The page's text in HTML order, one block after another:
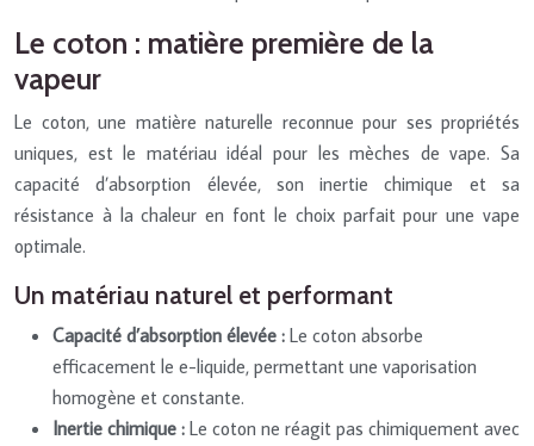
Le coton : matière première de la
vapeur
Le coton, une matière naturelle reconnue pour ses propriétés
uniques, est le matériau idéal pour les mèches de vape. Sa
capacité d’absorption élevée, son inertie chimique et sa
résistance à la chaleur en font le choix parfait pour une vape
optimale.
Un matériau naturel et performant
Capacité d’absorption élevée : Le coton absorbe
efficacement le e-liquide, permettant une vaporisation
homogène et constante.
Inertie chimique : Le coton ne réagit pas chimiquement avec